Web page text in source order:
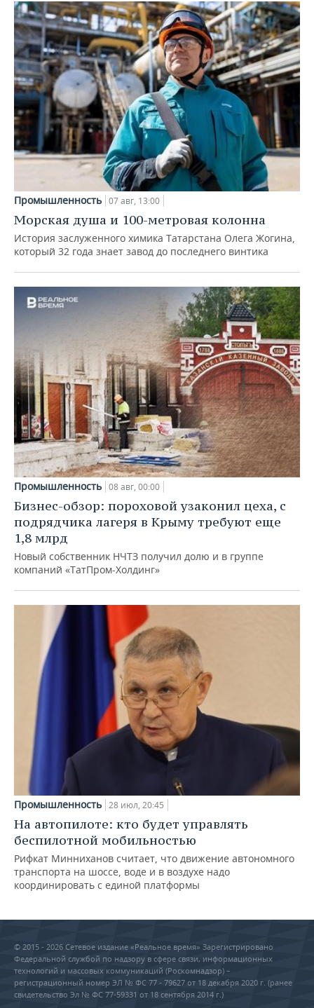
Промышленность 07 авг, 13:00
Морская душа и 100-метровая колонна
История заслуженного химика Татарстана Олега Жогина,
который 32 года знает завод до последнего винтика
Промышленность 08 авг, 00:00
Бизнес-обзор: пороховой узаконил цеха, с
подрядчика лагеря в Крыму требуют еще
1,8 млрд
Новый собственник НЧТЗ получил долю и в группе
компаний «ТатПром-Холдинг»
Промышленность 28 июл, 20:45
На автопилоте: кто будет управлять
беспилотной мобильностью
Рифкат Минниханов считает, что движение автономного
транспорта на шоссе, воде и в воздухе надо
координировать с единой платформы
© 2015 - 2026 Сетевое издание «Реальное время» Зарегистрировано
Федеральной службой по надзору в сфере связи, информационных
технологий и массовых коммуникаций (Роскомнадзор) –
регистрационный номер ЭЛ № ФС 77 - 79627 от 18 декабря 2020 г. (ранее
свидетельство Эл № ФС 77-59331 от 18 сентября 2014 г.)